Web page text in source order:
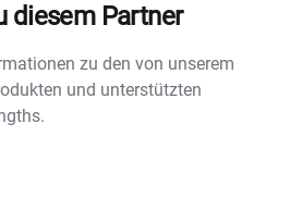
diesem Partner
zu den von unserem
und unterstützten